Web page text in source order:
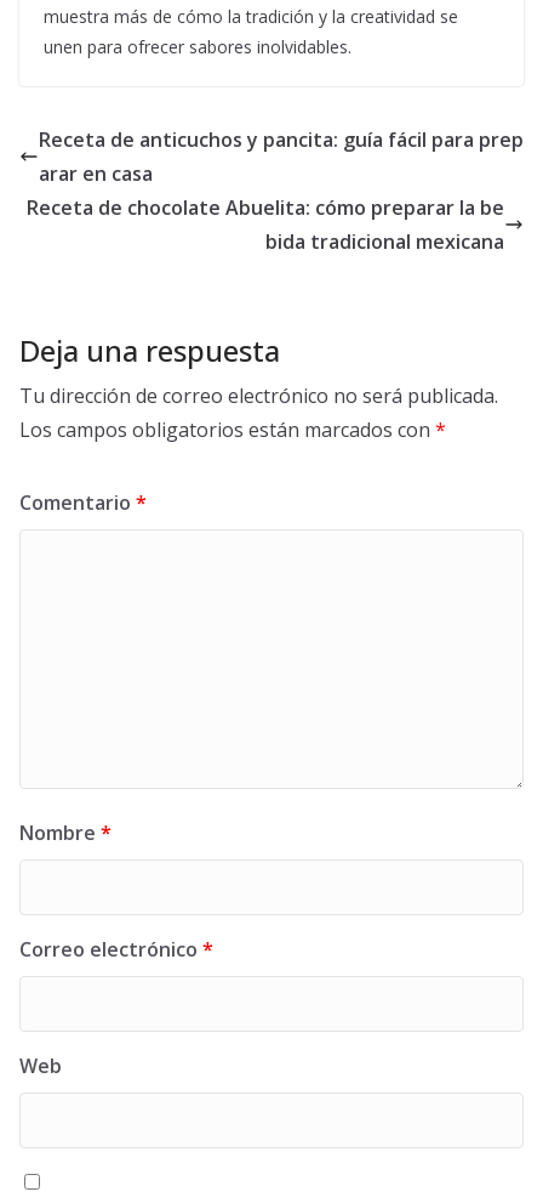
muestra más de cómo la tradición y la creatividad se
unen para ofrecer sabores inolvidables.
Receta de anticuchos y pancita: guía fácil para prep
arar en casa
Receta de chocolate Abuelita: cómo preparar la be
bida tradicional mexicana
Deja una respuesta
Tu dirección de correo electrónico no será publicada.
Los campos obligatorios están marcados con *
Comentario *
Nombre *
Correo electrónico *
Web